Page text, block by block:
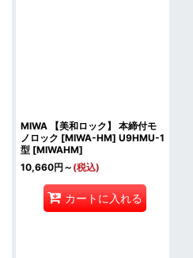
MIWA 【美和ロック】 本締付モ
ノロック [MIWA-HM] U9HMU-1
型 [MIWAHM]
10,660円 ～ (税込)
カートに入れる